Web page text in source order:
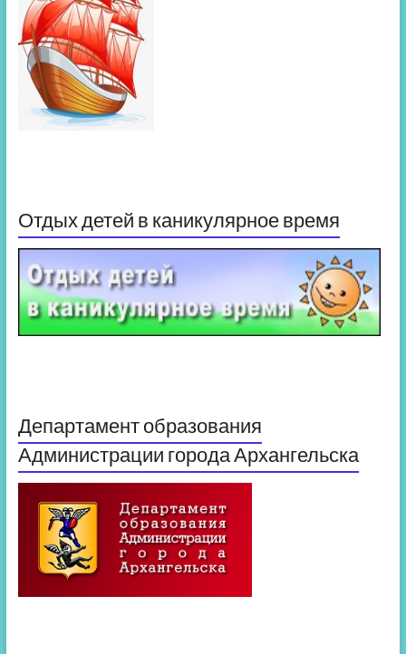
Отдых детей в каникулярное время
Департамент образования
Администрации города Архангельска